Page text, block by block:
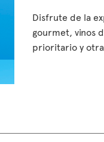
Disfrute de la
gourmet, vinos
prioritario y